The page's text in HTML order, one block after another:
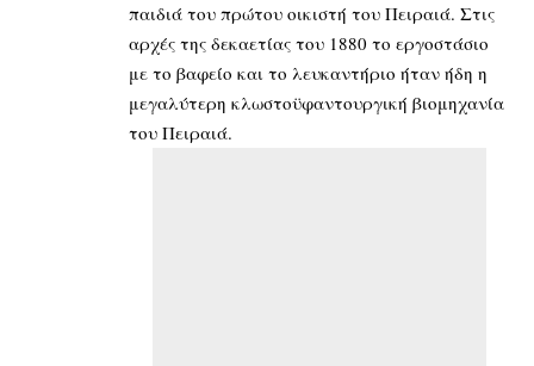
παιδιά του πρώτου οικιστή του Πειραιά. Στις
αρχές της δεκαετίας του 1880 το εργοστάσιο
με το βαφείο και το λευκαντήριο ήταν ήδη η
μεγαλύτερη κλωστοϋφαντουργική βιομηχανία
του Πειραιά.